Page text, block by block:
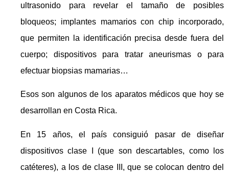
ultrasonido para revelar el tamaño de posibles
bloqueos; implantes mamarios con chip incorporado,
que permiten la identificación precisa desde fuera del
cuerpo; dispositivos para tratar aneurismas o para
efectuar biopsias mamarias…
Esos son algunos de los aparatos médicos que hoy se
desarrollan en Costa Rica.
En 15 años, el país consiguió pasar de diseñar
dispositivos clase I (que son descartables, como los
catéteres), a los de clase III, que se colocan dentro del